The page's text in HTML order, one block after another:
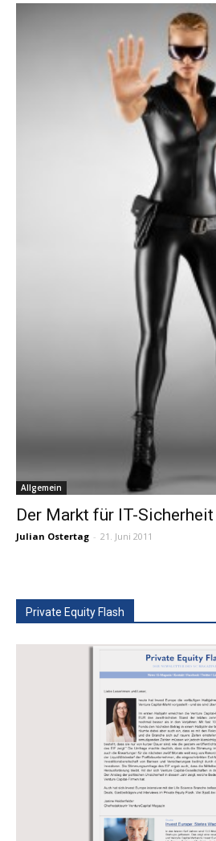
Allgemein
Der Markt für IT-
Julian Ostertag - 21. Juni 2011
Private Equity Flash